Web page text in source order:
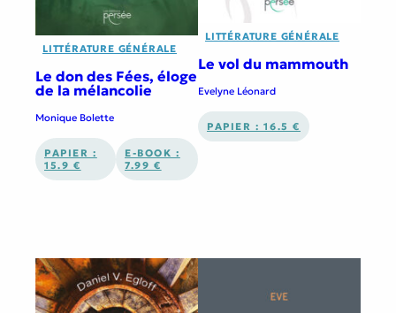
LITTÉRATURE GÉNÉRALE
Le don des Fées, éloge
de la mélancolie
Monique Bolette
PAPIER :
15.9 €
E-BOOK :
7.99 €
LITTÉRATURE GÉNÉRALE
Le vol du mammouth
Evelyne Léonard
PAPIER : 16.5 €